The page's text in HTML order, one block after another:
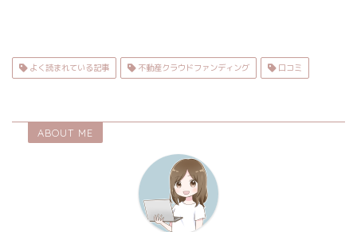
よく読まれている記事 不動産クラウドファンディング 口コミ
ABOUT ME